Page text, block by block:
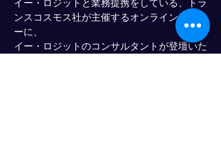
イー・ロジットと業務提携をしている、トラ
ンスコスモス社が主催するオンラインセミナ
ーに、
イー・ロジットのコンサルタントが登壇いた